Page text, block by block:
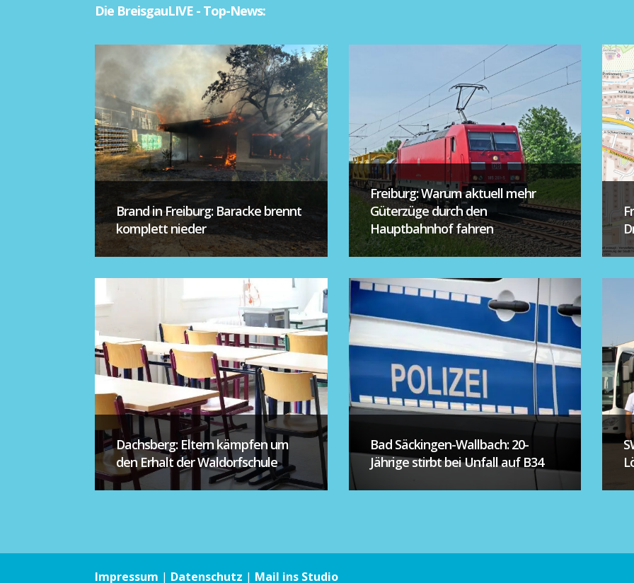
Die BreisgauLIVE - Top-News:
Brand in Freiburg: Baracke brennt
komplett nieder
Freiburg: Warum aktuell mehr
Güterzüge durch den
Hauptbahnhof fahren
Dachsberg: Eltern kämpfen um
den Erhalt der Waldorfschule
Bad Säckingen-Wallbach: 20-
Jährige stirbt bei Unfall auf B34
Impressum | Datenschutz | Mail ins Studio